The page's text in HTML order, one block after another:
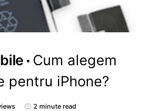
Cum alegem
pentru iPhone?
2 minute read